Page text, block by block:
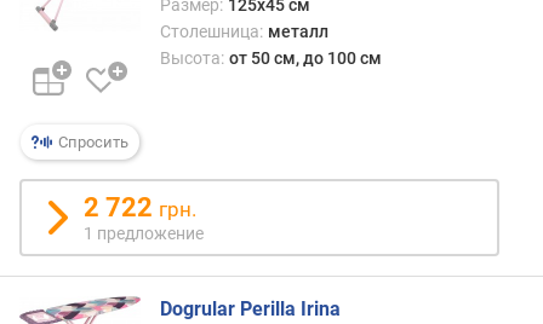
о
т
д
р
о
г
и
х
к
е
Спросить
Размер: 125x45 см
Столешница: металл
Высота: от 50 см, до 100 см
2 722 грн.
1 предложение
Dogrular Perilla Irina